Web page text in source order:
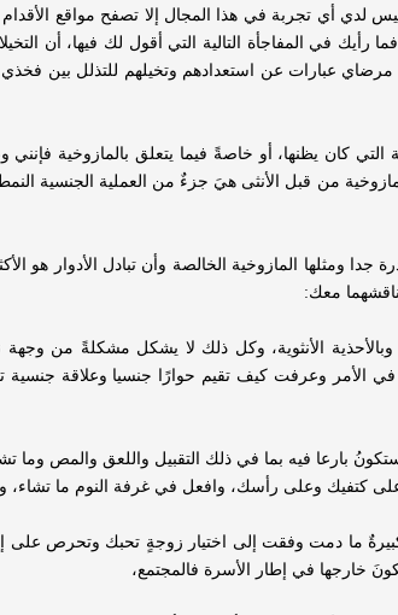
لدي أي تجربة في هذا المجال إلا تصفح مواقع
فما رأيك في المفاجأة التالية التي أقول لك فيها،
مرضاي عبارات عن استعدادهم وتخيلهم للتذلل بين
التي كان يظنها، أو خاصةً فيما يتعلق بالمازوخية
من قبل الأنثى هيَ جزءٌ من العملية الجنسية
ومثلها المازوخية الخالصة وأن تبادل الأدوار هو
معك:
وبالأحذية الأنثوية، وكل ذلك لا يشكل مشكلةً
الأمر وعرفت كيف تقيم حوارًا جنسيا وعلاقة
بارعا فيه بما في ذلك التقبيل واللعق والمص وما
كتفيك وعلى رأسك، وافعل في غرفة النوم ما تشاء،
ما دمت وفقت إلى اختيار زوجةٍ تحبك وتحرص على
خارجها في إطار الأسرة فالمجتمع،